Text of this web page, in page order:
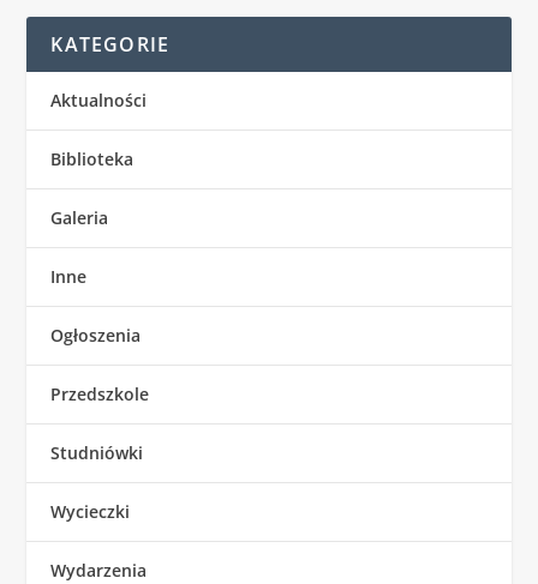
KATEGORIE
Aktualności
Biblioteka
Galeria
Inne
Ogłoszenia
Przedszkole
Studniówki
Wycieczki
Wydarzenia